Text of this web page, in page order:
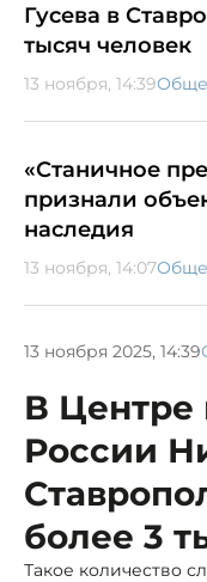
Гусева в
тысяч человек
13 ноября, 14:39
«Станичное
признали
наследия
13 ноября, 14:07
13 ноября 2025, 14:39
В Центре
России
более 3
Такое количество